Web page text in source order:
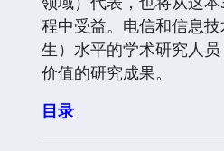
程中受益。电信和信息
生）水平的学术研究人
价值的研究成果。
目录